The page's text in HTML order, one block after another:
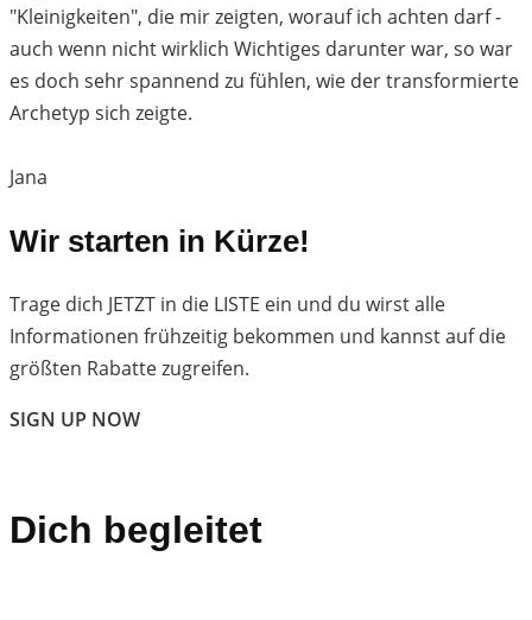
"Kleinigkeiten", die mir zeigten, worauf ich achten darf -
auch wenn nicht wirklich Wichtiges darunter war, so war
es doch sehr spannend zu fühlen, wie der transformierte
Archetyp sich zeigte.
Jana
Wir starten in Kürze!
Trage dich JETZT in die LISTE ein und du wirst alle
Informationen frühzeitig bekommen und kannst auf die
größten Rabatte zugreifen.
SIGN UP NOW
Dich begleitet